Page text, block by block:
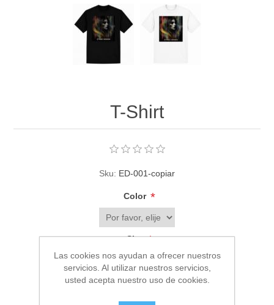
T-Shirt
Sku: ED-001-copiar
Color *
Size*
Las cookies nos ayudan a ofrecer nuestros
servicios. Al utilizar nuestros servicios,
usted acepta nuestro uso de cookies.